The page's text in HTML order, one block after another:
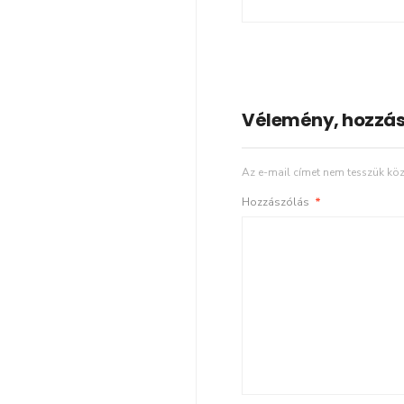
Vélemény,
Az e-mail címet nem tesszük
Hozzászólás *